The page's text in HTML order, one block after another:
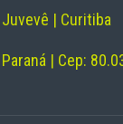
Juvevê | Curitiba
Paraná | Cep: